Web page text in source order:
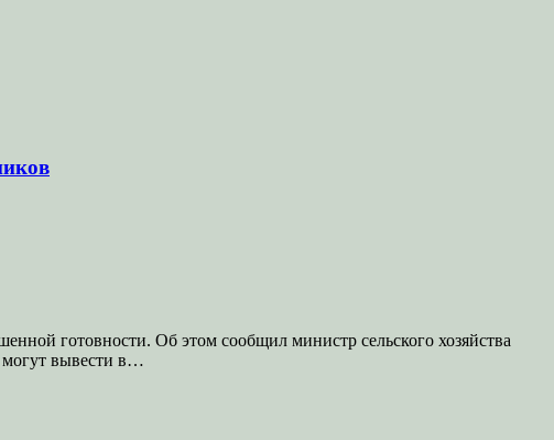
готовности. Об этом сообщил министр сельского хозяйства
вывести в…